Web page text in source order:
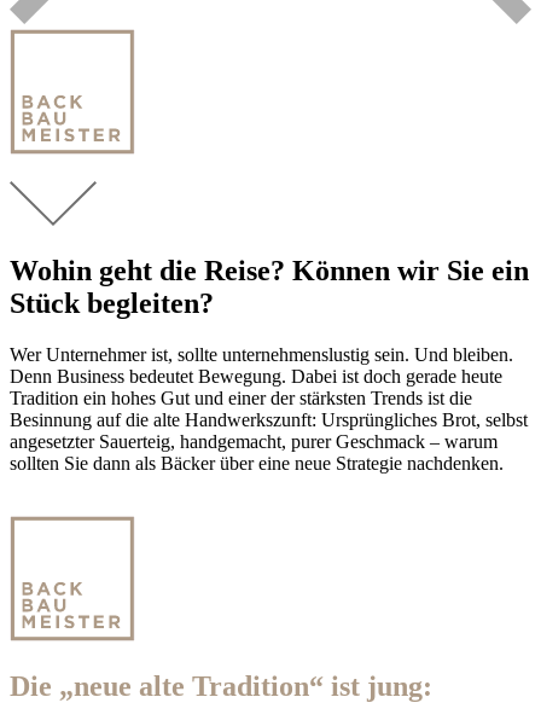
Wohin geht die Reise? Können wir Sie ein
Stück begleiten?
Wer Unternehmer ist, sollte unternehmenslustig sein. Und bleiben.
Denn Business bedeutet Bewegung. Dabei ist doch gerade heute
Tradition ein hohes Gut und einer der stärksten Trends ist die
Besinnung auf die alte Handwerkszunft: Ursprüngliches Brot, selbst
angesetzter Sauerteig, handgemacht, purer Geschmack – warum
sollten Sie dann als Bäcker über eine neue Strategie nachdenken.
Die „neue alte Tradition“ ist jung: